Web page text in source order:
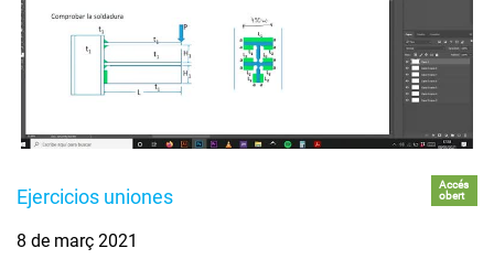
Ejercicios uniones
Accés
obert
8 de març 2021